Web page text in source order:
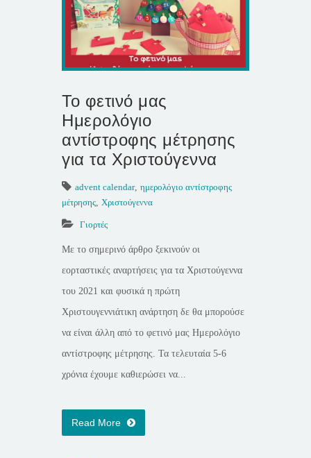
Το φετινό μας
Ημερολόγιο
αντίστροφης μέτρησης
για τα Χριστούγεννα
advent calendar, ημερολόγιο αντίστροφης
μέτρησης, Χριστούγεννα
Γιορτές
Με το σημερινό άρθρο ξεκινούν οι
εορταστικές αναρτήσεις για τα Χριστούγεννα
του 2021 και φυσικά η πρώτη
Χριστουγεννιάτικη ανάρτηση δε θα μπορούσε
να είναι άλλη από το φετινό μας Ημερολόγιο
αντίστροφης μέτρησης. Τα τελευταία 5-6
χρόνια έχουμε καθιερώσει να...
Read More